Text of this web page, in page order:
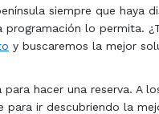
siempre que haya
lo permita.
y buscaremos la mejor
hacer una reserva. A
ir descubriendo la